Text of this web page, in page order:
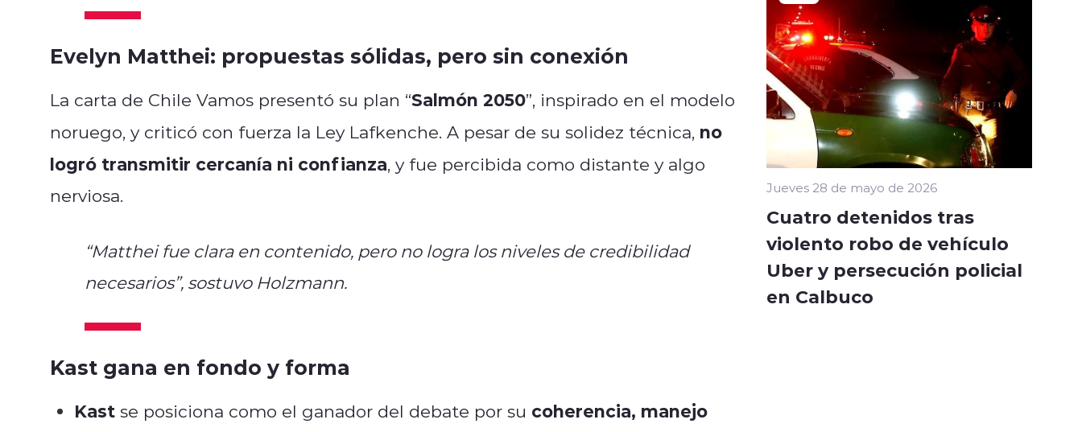
Evelyn Matthei: propuestas sólidas, pero sin conexión
La carta de Chile Vamos presentó su plan “Salmón 2050”, inspirado en el modelo
noruego, y criticó con fuerza la Ley Lafkenche. A pesar de su solidez técnica, no
logró transmitir cercanía ni confianza, y fue percibida como distante y algo
nerviosa.
“Matthei fue clara en contenido, pero no logra los niveles de credibilidad
necesarios”, sostuvo Holzmann.
Kast gana en fondo y forma
Kast se posiciona como el ganador del debate por su coherencia, manejo
Jueves 28 de mayo de 2026
Cuatro detenidos tras
violento robo de vehículo
Uber y persecución policial
en Calbuco